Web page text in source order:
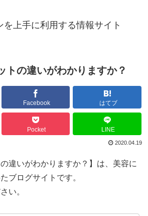
を上手に利用する情報サイト
トの違いがわかりますか？
Facebook はてブ
Pocket LINE
2020.04.19
違いがわかりますか？】は、美容に
ブログサイトです。
い。